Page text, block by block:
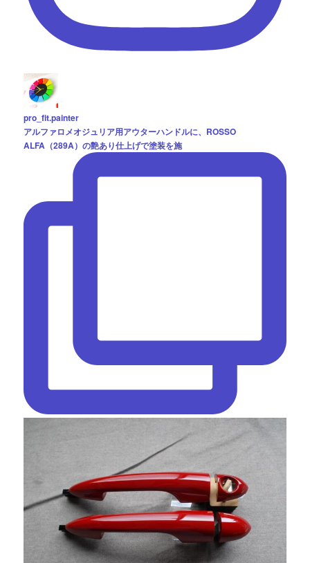
pro_fit.painter
アルファロメオジュリア用アウターハンドルに、ROSSO
ALFA（289A）の艶あり仕上げで塗装を施